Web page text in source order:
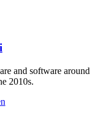
and software around
2010s.